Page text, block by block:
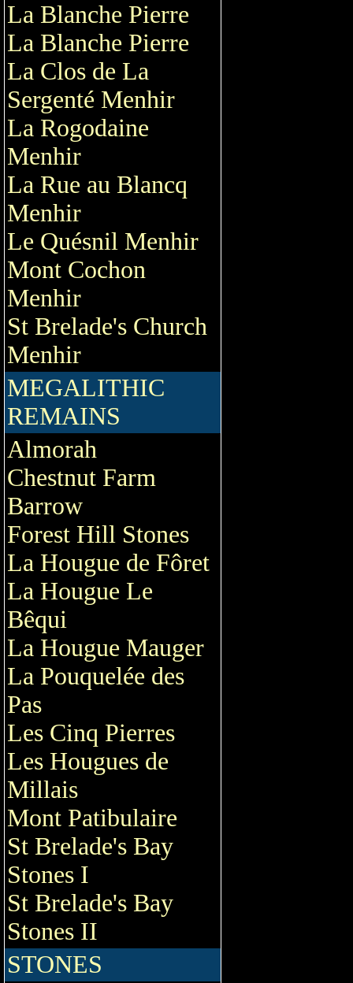
La Blanche Pierre
La Blanche Pierre
La Clos de La
Sergenté Menhir
La Rogodaine
Menhir
La Rue au Blancq
Menhir
Le Quésnil Menhir
Mont Cochon
Menhir
St Brelade's Church
Menhir
MEGALITHIC
REMAINS
Almorah
Chestnut Farm
Barrow
Forest Hill Stones
La Hougue de Fôret
La Hougue Le
Bêqui
La Hougue Mauger
La Pouquelée des
Pas
Les Cinq Pierres
Les Hougues de
Millais
Mont Patibulaire
St Brelade's Bay
Stones I
St Brelade's Bay
Stones II
STONES